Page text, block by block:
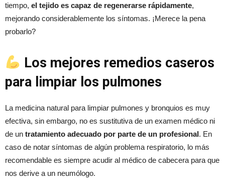
tiempo, el tejido es capaz de regenerarse rápidamente,
mejorando considerablemente los síntomas. ¡Merece la pena
probarlo?
Los mejores remedios caseros
para limpiar los pulmones
La medicina natural para limpiar pulmones y bronquios es muy
efectiva, sin embargo, no es sustitutiva de un examen médico ni
de un tratamiento adecuado por parte de un profesional. En
caso de notar síntomas de algún problema respiratorio, lo más
recomendable es siempre acudir al médico de cabecera para que
nos derive a un neumólogo.